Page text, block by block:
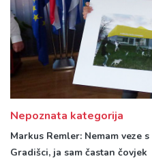
Nepoznata kategorija
Markus Remler: Nemam veze
Gradišci, ja sam častan čovjek